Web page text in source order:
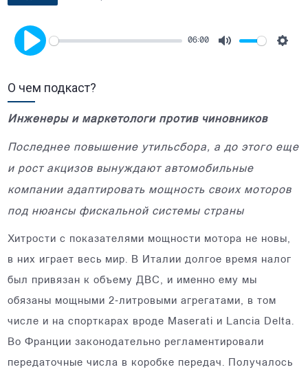
06:00
О чем подкаст?
Инженеры и маркетологи против чиновников
Последнее повышение утильсбора, а до этого еще
и рост акцизов вынуждают автомобильные
компании адаптировать мощность своих моторов
под нюансы фискальной системы страны
Хитрости с показателями мощности мотора не новы,
в них играет весь мир. В Италии долгое время налог
был привязан к объему ДВС, и именно ему мы
обязаны мощными 2‑литровыми агрегатами, в том
числе и на спорткарах вроде Maserati и Lancia Delta.
Во Франции законодательно регламентировали
передаточные числа в коробке передач. Получалось